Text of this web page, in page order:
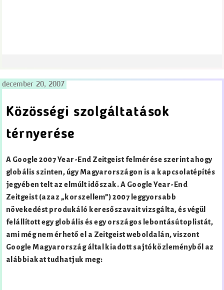
december 20, 2007
Közösségi szolgáltatások
térnyerése
A Google 2007 Year-End Zeitgeist felmérése szerint ahogy
globális szinten, úgy Magyarországon is a kapcsolatépítés
jegyében telt az elmúlt időszak. A Google Year-End
Zeitgeist (azaz „korszellem”) 2007 leggyorsabb
növekedést produkáló keresőszavait vizsgálta, és végül
felállított egy globális és egy országos lebontású toplistát,
ami még nem érhető el a Zeitgeist weboldalán, viszont
Google Magyarország által kiadott sajtóközleményből az
alábbiakat tudhatjuk meg: